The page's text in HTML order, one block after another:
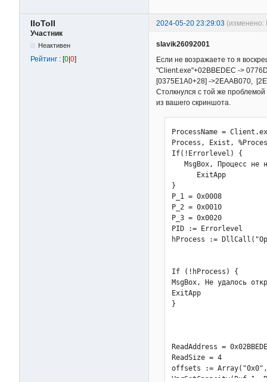
IIoToII 2024-05-20 23:29:03 (изменено:
Участник
Неактивен
Рейтинг : [0|0]
slavik26092001
Если не возражаете то я
"Client.exe"+02BBEDEC ->
[0375E1A0+28] ->2EAAB070,
Cтолкнулся с той же
из вашего скриншота.
Process, Exist,
If(!Errorlevel) {
MsgBox, Процесс не
      ExitApp
}
P_1 = 0x0008
P_2 = 0x0010
P_3 = 0x0020
PID := Errorlevel
hProcess :=
If (!hProcess) {
MsgBox, Не удалось
ExitApp
}
ReadAddress
offsets :=
VarSetCapacity(Buf_1,